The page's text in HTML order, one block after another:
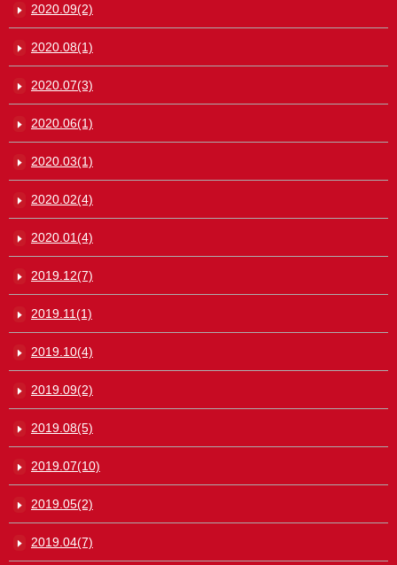
2020.09(2)
2020.08(1)
2020.07(3)
2020.06(1)
2020.03(1)
2020.02(4)
2020.01(4)
2019.12(7)
2019.11(1)
2019.10(4)
2019.09(2)
2019.08(5)
2019.07(10)
2019.05(2)
2019.04(7)